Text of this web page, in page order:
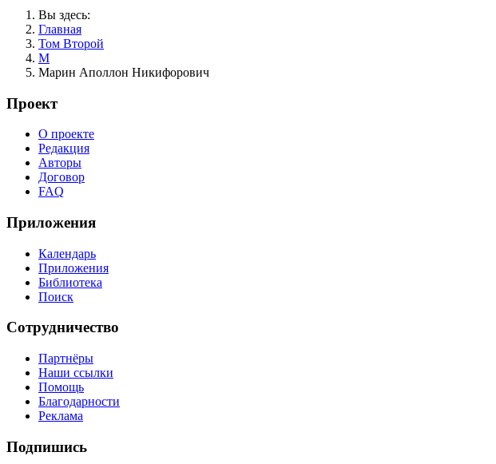
Вы здесь:
Главная
Том Второй
М
Марин Аполлон Никифорович
Проект
О проекте
Редакция
Авторы
Договор
FAQ
Приложения
Календарь
Приложения
Библиотека
Поиск
Сотрудничество
Партнёры
Наши ссылки
Помощь
Благодарности
Реклама
Подпишись